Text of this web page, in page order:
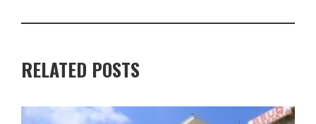
RELATED POSTS